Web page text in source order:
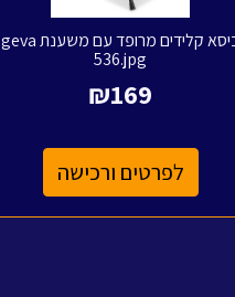
כיסא קלידים מרופד עם משענת geva
536.jpg
₪169
לפרטים ורכישה